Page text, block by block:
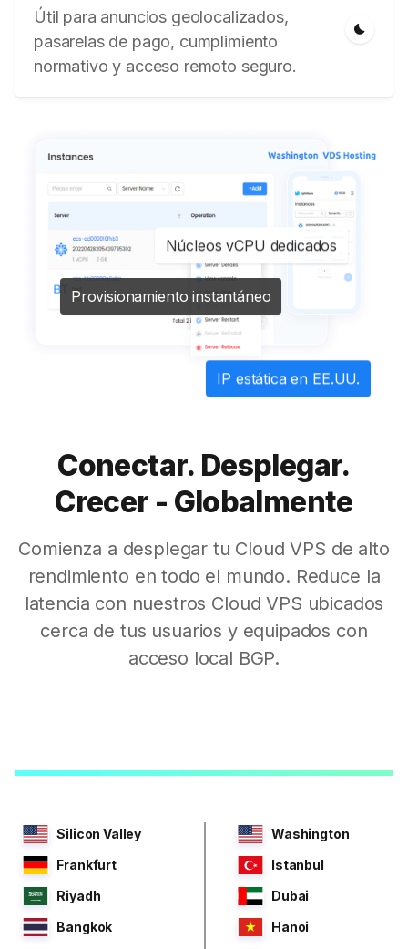
Útil para anuncios geolocalizados,
pasarelas de pago, cumplimiento
normativo y acceso remoto seguro.
Núcleos vCPU dedicados
Provisionamiento instantáneo
IP estática en EE.UU.
Conectar. Desplegar.
Crecer - Globalmente
Comienza a desplegar tu Cloud VPS de alto
rendimiento en todo el mundo. Reduce la
latencia con nuestros Cloud VPS ubicados
cerca de tus usuarios y equipados con
acceso local BGP.
Silicon Valley
Washington
Frankfurt
Istanbul
Riyadh
Dubai
Bangkok
Hanoi